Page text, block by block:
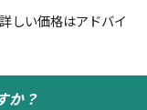
しい価格はアドバイ
か？